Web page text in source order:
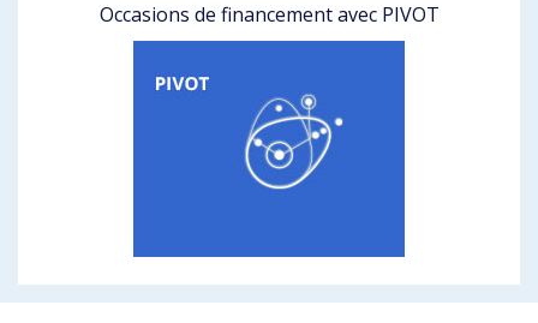
Occasions de financement avec PIVOT